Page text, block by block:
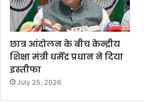
छात्र आंदोलन के बीच केन्द्रीय
शिक्षा मंत्री धर्मेंद्र प्रधान ने दिया
इस्तीफा
July 25, 2026